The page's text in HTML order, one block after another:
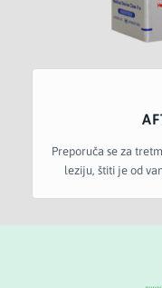
Preporuča se za
leziju, štiti je od